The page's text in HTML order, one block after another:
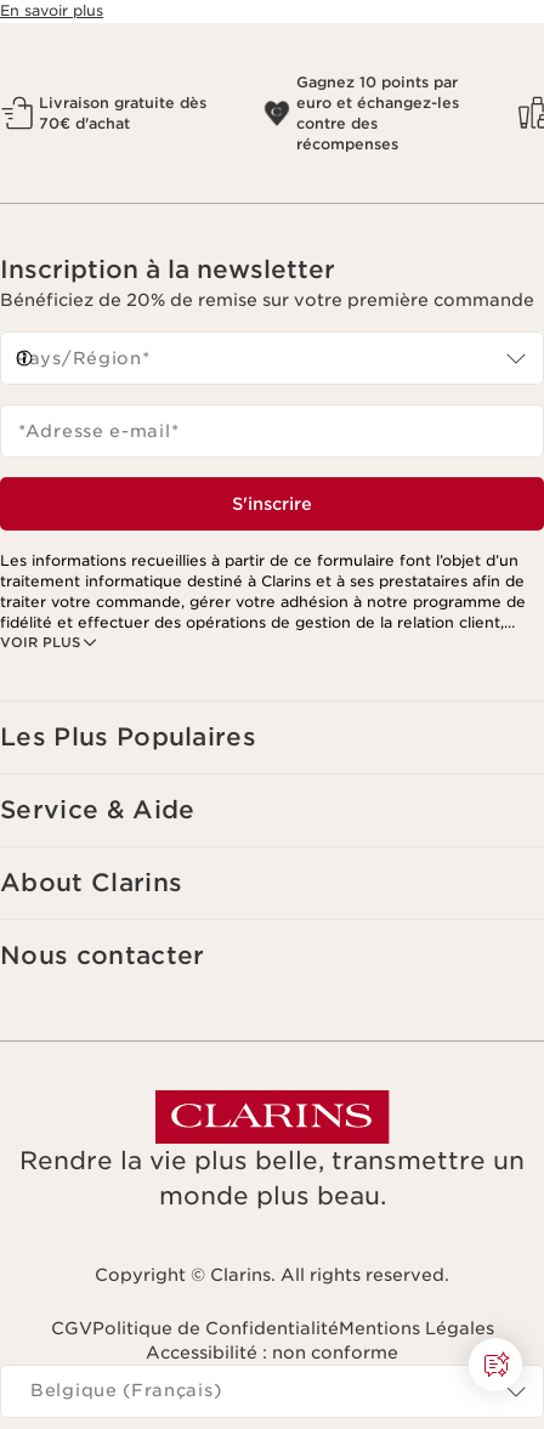
En savoir plus
Livraison gratuite dès
70€ d'achat
Gagnez 10 points par
euro et échangez-les
contre des
récompenses
Inscription à la newsletter
Bénéficiez de 20% de remise sur votre première commande
Pays/Région*
*Adresse e-mail*
S'inscrire
VOIR PLUS
Les informations recueillies à partir de ce formulaire font l’objet d’un
traitement informatique destiné à Clarins et à ses prestataires afin de
traiter votre commande, gérer votre adhésion à notre programme de
fidélité et effectuer des opérations de gestion de la relation client,
notamment pour vous adresser des offres personnalisées en fonction
Les Plus Populaires
Service & Aide
About Clarins
Nous contacter
Rendre la vie plus belle, transmettre un
monde plus beau.
Copyright © Clarins. All rights reserved.
CGVPolitique de ConfidentialitéMentions Légales
Accessibilité : non conforme
Naviguer vers
Belgique (Français)